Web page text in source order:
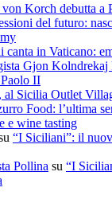
Korch debutta a
del futuro:
in Vaticano:
Gjon Kolndrekaj
II
al Sicilia Outlet
Food: l’ultima
e wine tasting
“I Siciliani”: il
Pollina su “I